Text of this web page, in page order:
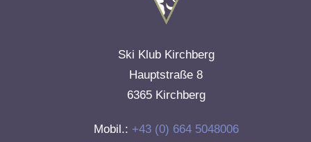
Ski Klub Kirchberg
Hauptstraße 8
6365 Kirchberg
Mobil.: +43 (0) 664 5048006